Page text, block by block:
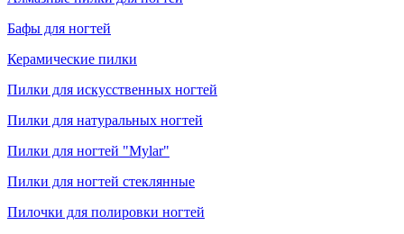
Бафы для ногтей
Керамические пилки
Пилки для искусственных ногтей
Пилки для натуральных ногтей
Пилки для ногтей "Mylar"
Пилки для ногтей стеклянные
Пилочки для полировки ногтей